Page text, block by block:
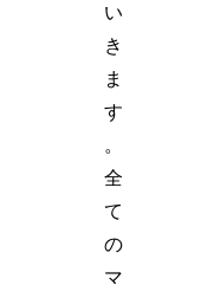
い
き
ま
す
。
全
て
の
マ